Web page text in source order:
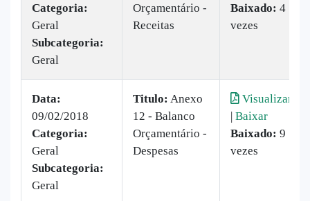
Categoria:
Geral
Subcategoria:
Geral
Orçamentário -
Receitas
Baixado: 4
vezes
Data:
09/02/2018
Categoria:
Geral
Subcategoria:
Geral
Titulo: Anexo
12 - Balanco
Orçamentário -
Despesas
Visualizar
| Baixar
Baixado: 9
vezes